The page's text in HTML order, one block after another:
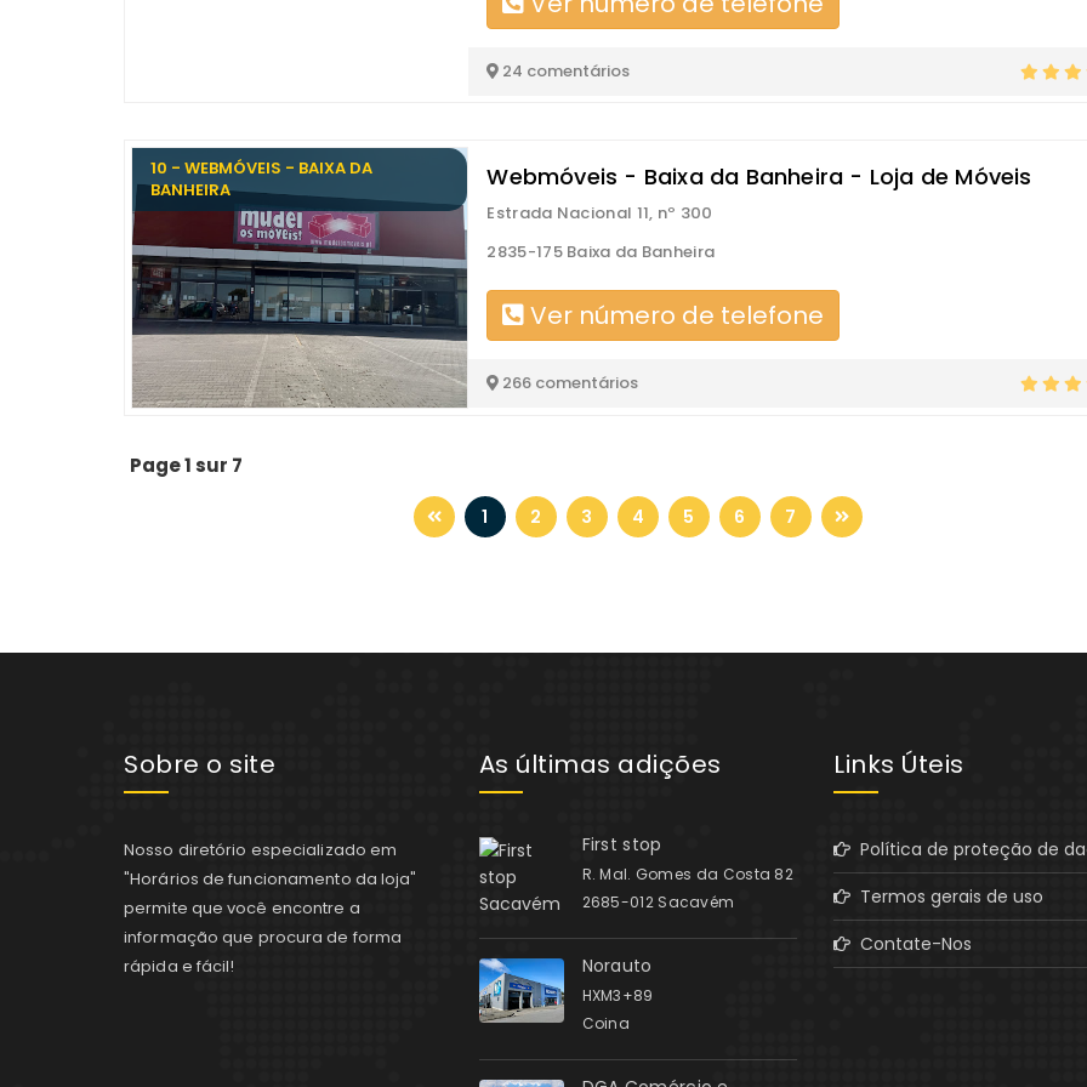
24 comentários
10 - WEBMÓVEIS - BAIXA DA
BANHEIRA
Webmóveis - Baixa da Banheira - Loja de Móveis
Estrada Nacional 11, nº 300
2835-175 Baixa da Banheira
Ver número de telefone
266 comentários
Page 1 sur 7
1 2 3 4 5 6 7
Sobre o site
Nosso diretório especializado em
"Horários de funcionamento da loja"
permite que você encontre a
informação que procura de forma
rápida e fácil!
As últimas adições
First stop
R. Mal. Gomes da Costa 82
2685-012 Sacavém
Norauto
HXM3+89
Coina
Links Úteis
Política de proteção de
Termos gerais de uso
Contate-Nos